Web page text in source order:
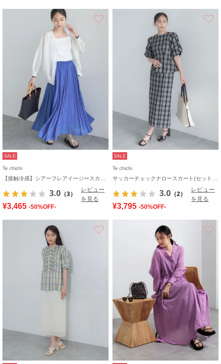
SALE
Te chichi
3.0 （3）
レビュー
を見る
¥3,465 -50%OFF-
SALE
Te chichi
3.0 （2）
レビュー
を見る
¥3,795 -50%OFF-